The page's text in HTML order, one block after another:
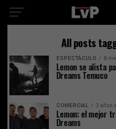
All posts
ESPECTÁCULO 8
Lemon se alista
Dreams Temuco
COMERCIAL 2 años
Lemon: el mejor
Dreams